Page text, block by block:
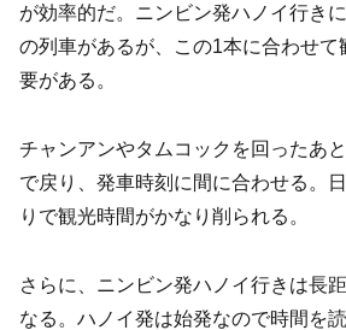
が効率的だ。ニンビン発ハノイ行き
の列車があるが、この1本に合わせて
要がある。
チャンアンやタムコックを回ったあ
で戻り、発車時刻に間に合わせる。
りで観光時間がかなり削られる。
さらに、ニンビン発ハノイ行きは長
なる。ハノイ発は始発なので時間を